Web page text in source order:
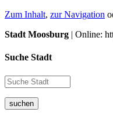
Zum Inhalt, zur Navigation
Stadt Moosburg | Online:
Suche Stadt
suchen